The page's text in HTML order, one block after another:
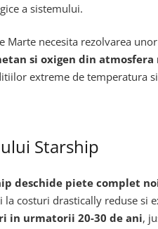
a sistemului.
Marte necesita rezolvarea
si oxigen din atmosfera
extreme de temperatura
Starship
deschide piete complet
costuri drastically reduse si
in urmatorii 20-30 de ani,